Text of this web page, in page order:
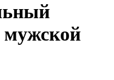
мужской